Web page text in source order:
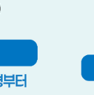
무일정 안내